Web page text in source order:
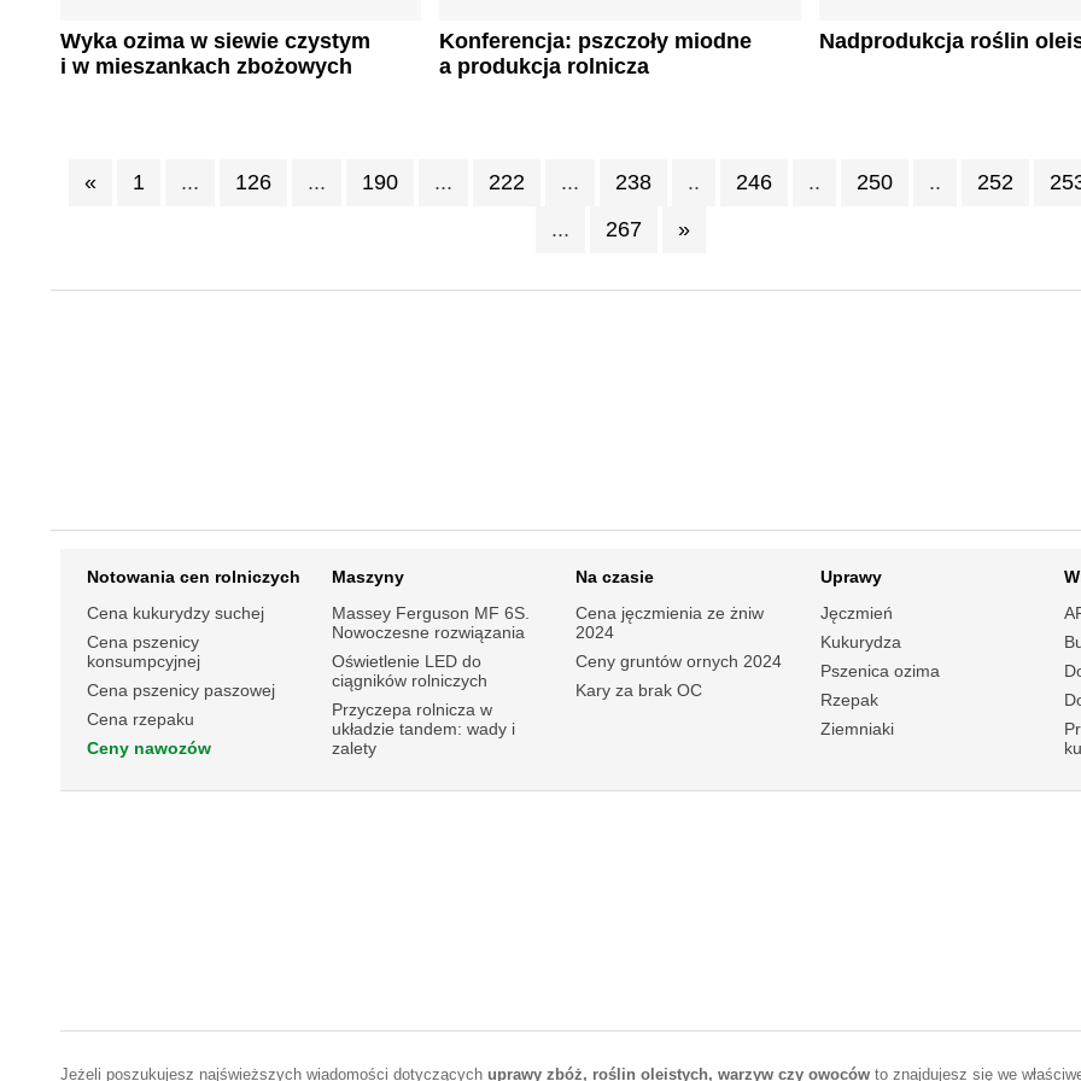
Wyka ozima w siewie czystym
i w mieszankach zbożowych
Konferencja: pszczoły miodne
a produkcja rolnicza
Nadprodukcja roślin
« 1 ... 126 ... 190 ... 222 ... 238 .. 246 .. 250 .. 252
...
267 »
Notowania cen rolniczych
Cena kukurydzy suchej
Cena pszenicy
konsumpcyjnej
Cena pszenicy paszowej
Cena rzepaku
Ceny nawozów
Maszyny
Massey Ferguson MF 6S.
Nowoczesne rozwiązania
Oświetlenie LED do
ciągników rolniczych
Przyczepa rolnicza w
układzie tandem: wady i
zalety
Na czasie
Cena jęczmienia ze żniw
2024
Ceny gruntów ornych 2024
Kary za brak OC
Uprawy
Jęczmień
Kukurydza
Pszenica ozima
Rzepak
Ziemniaki
Jeżeli poszukujesz najświeższych wiadomości dotyczących uprawy zbóż, roślin oleistych, warzyw czy owocówto znajdujesz się we